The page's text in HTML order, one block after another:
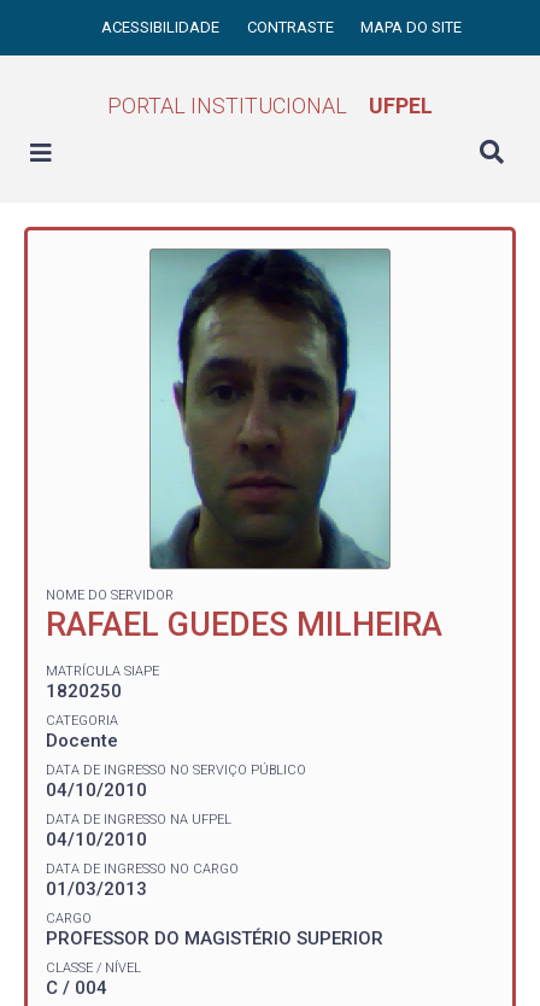
ACESSIBILIDADE CONTRASTE MAPA DO SITE
PORTAL INSTITUCIONAL UFPEL
NOME DO SERVIDOR
RAFAEL GUEDES MILHEIRA
MATRÍCULA SIAPE
1820250
CATEGORIA
Docente
DATA DE INGRESSO NO SERVIÇO PÚBLICO
04/10/2010
DATA DE INGRESSO NA UFPEL
04/10/2010
DATA DE INGRESSO NO CARGO
01/03/2013
CARGO
PROFESSOR DO MAGISTÉRIO SUPERIOR
CLASSE / NÍVEL
C / 004